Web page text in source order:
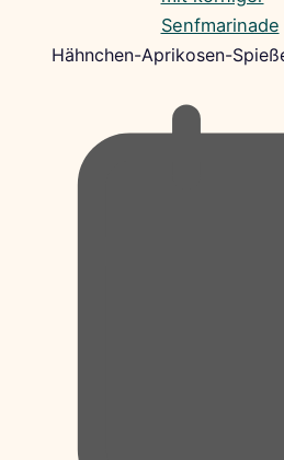
Hähnchen-Aprikosen-